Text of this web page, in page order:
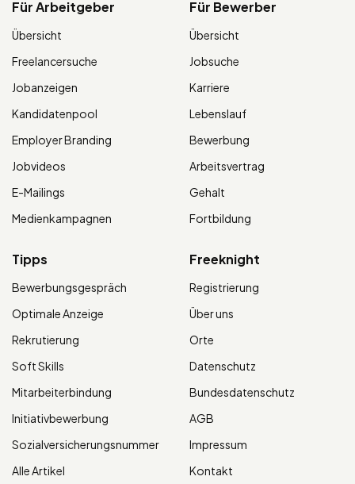
Für Arbeitgeber
Übersicht
Freelancersuche
Jobanzeigen
Kandidatenpool
Employer Branding
Jobvideos
E-Mailings
Medienkampagnen
Für Bewerber
Übersicht
Jobsuche
Karriere
Lebenslauf
Bewerbung
Arbeitsvertrag
Gehalt
Fortbildung
Tipps
Bewerbungsgespräch
Optimale Anzeige
Rekrutierung
Soft Skills
Mitarbeiterbindung
Initiativbewerbung
Sozialversicherungsnummer
Alle Artikel
Freeknight
Registrierung
Über uns
Orte
Datenschutz
Bundesdatenschutz
AGB
Impressum
Kontakt